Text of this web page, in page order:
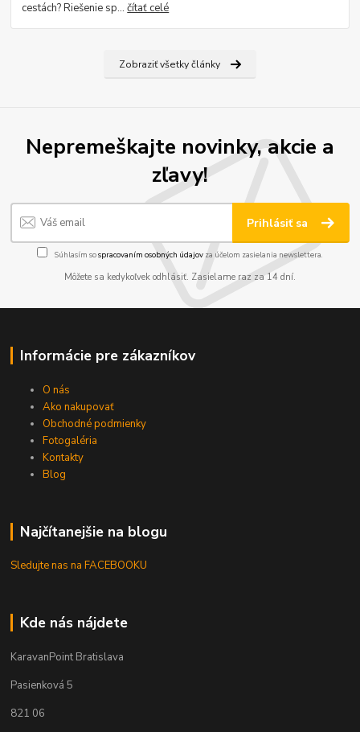
cestách? Riešenie sp...čítať celé
Zobraziť všetky články
Nepremeškajte novinky, akcie a
zľavy!
Prihlásiť sa
Súhlasím sospracovaním osobných údajov za účelom zasielania newslettera.
Môžete sa kedykoľvek odhlásiť. Zasielame raz za 14 dní.
Informácie pre zákazníkov
O nás
Ako nakupovať
Obchodné podmienky
Fotogaléria
Kontakty
Blog
Najčítanejšie na blogu
Sledujte nas na FACEBOOKU
Kde nás nájdete
KaravanPoint Bratislava
Pasienková 5
821 06